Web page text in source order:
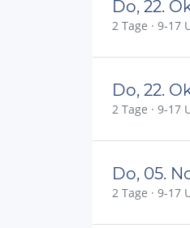
Do, 22.
2 Tage · 9-17
Do, 22.
2 Tage · 9-17
Do, 05.
2 Tage · 9-17